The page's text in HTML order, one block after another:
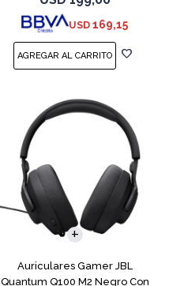
USD 169,15
Auriculares Gamer JBL
Quantum Q100 M2 Negro Con